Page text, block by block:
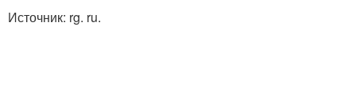
Источник: rg. ru.